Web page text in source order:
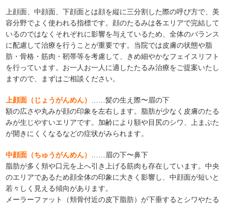
上顔面、中顔面、下顔面とは顔を縦に三分割した際の呼び方で、美
容分野でよく使われる指標です。顔のたるみは各エリアで完結して
いるのではなくそれぞれに影響を与えているため、全体のバランス
に配慮して治療を行うことが重要です。当院では皮膚の状態や脂
肪・骨格・筋肉・靭帯等を考慮して、きめ細やかなフェイスリフト
を行っています。お一人お一人に適したたるみ治療をご提案いたし
ますので、まずはご相談ください。
上顔面（じょうがんめん）
……髪の生え際〜眉の下
額の広さや丸みが顔の印象を左右します。脂肪が少なく皮膚のたる
みが生じやすいエリアです。加齢により額や目尻のシワ、上まぶた
が開きにくくなるなどの症状がみられます。
中顔面（ちゅうがんめん）
……眉の下〜鼻下
脂肪が多く頬や口元を上へ引き上げる筋肉も存在しています。中央
のエリアであるため顔全体の印象に大きく影響し、中顔面が短いと
若々しく見える傾向があります。
メーラーファット（頬骨付近の皮下脂肪）が下垂するとシワやたる